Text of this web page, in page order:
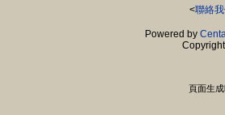
<聯絡
Powered by
頁面生